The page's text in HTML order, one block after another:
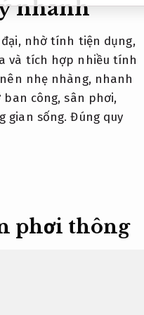
nhanh
nhờ tính tiện dụng,
và tích hợp nhiều tính
nhẹ nhàng, nhanh
công, sân phơi,
gian sống.Đúng quy
phơi thông